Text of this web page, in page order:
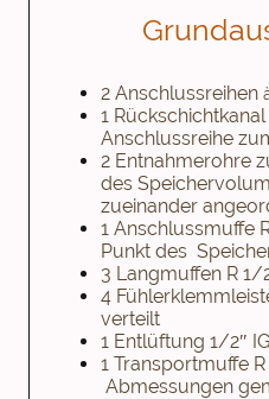
2 Anschlussreihen
1
Anschlussreihe
2 Entnahmerohre
des
zueinander
1 Anschlussmuffe
Punkt des
3 Langmuffen R
4
verteilt
1 Entlüftung 1/2″
1 Transportmuffe
Abmessungen